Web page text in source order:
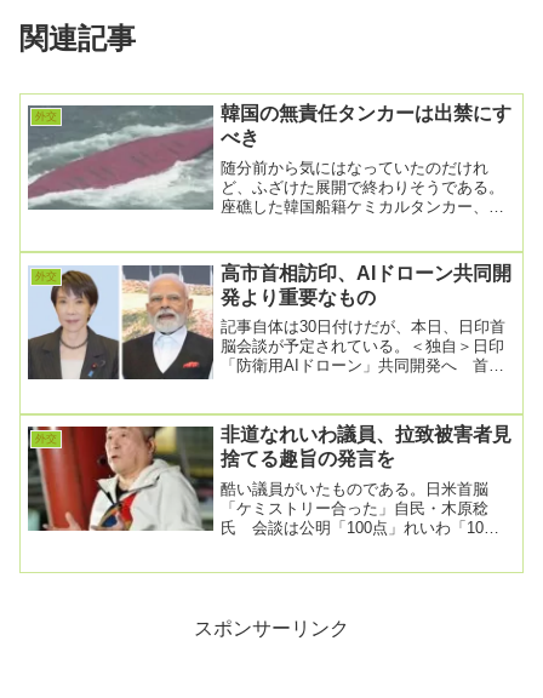
関連記事
外交
韓国の無責任タンカーは出禁にす
べき
随分前から気にはなっていたのだけれ
ど、ふざけた展開で終わりそうである。
座礁した韓国船籍ケミカルタンカー、積
外交
高市首相訪印、AIドローン共同開
発より重要なもの
記事自体は30日付けだが、本日、日印首
脳会談が予定されている。＜独自＞日印
「防衛用AIドローン」共同開発へ 首脳
外交
非道なれいわ議員、拉致被害者見
捨てる趣旨の発言を
酷い議員がいたものである。日米首脳
「ケミストリー合った」自民・木原稔
氏 会談は公明「100点」れいわ「10
スポンサーリンク